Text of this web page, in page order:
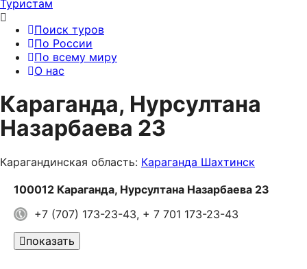
Туристам
Поиск туров
По России
По всему миру
О нас
Караганда, Нурсултана
Назарбаева 23
Карагандинская область: Караганда Шахтинск
100012 Караганда, Нурсултана Назарбаева 23
+7 (707) 173-23-43, + 7 701 173-23-43
показать